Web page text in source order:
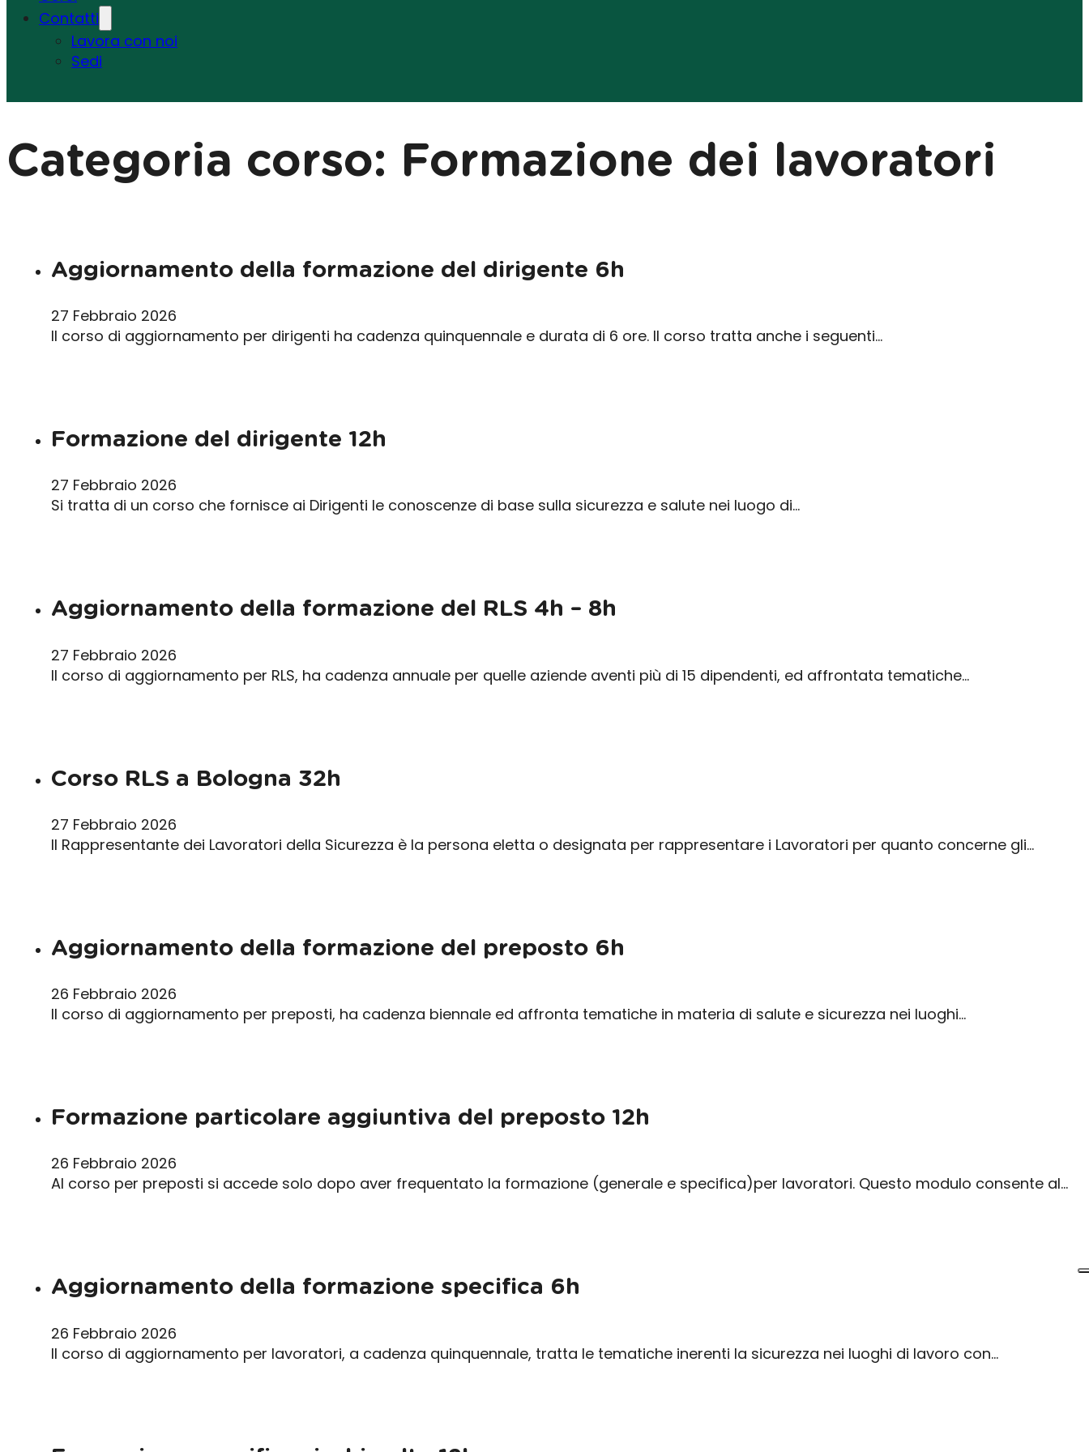
Contatti
Lavora con noi
Sedi
Categoria corso: Formazione dei lavoratori
Aggiornamento della formazione del dirigente 6h
27 Febbraio 2026
Il corso di aggiornamento per dirigenti ha cadenza quinquennale e durata di 6 ore. Il corso tratta anche i seguenti…
Formazione del dirigente 12h
27 Febbraio 2026
Si tratta di un corso che fornisce ai Dirigenti le conoscenze di base sulla sicurezza e salute nei luogo di…
Aggiornamento della formazione del RLS 4h – 8h
27 Febbraio 2026
Il corso di aggiornamento per RLS, ha cadenza annuale per quelle aziende aventi più di 15 dipendenti, ed affrontata tematiche…
Corso RLS a Bologna 32h
27 Febbraio 2026
Il Rappresentante dei Lavoratori della Sicurezza è la persona eletta o designata per rappresentare i Lavoratori per quanto concerne gli…
Aggiornamento della formazione del preposto 6h
26 Febbraio 2026
Il corso di aggiornamento per preposti, ha cadenza biennale ed affronta tematiche in materia di salute e sicurezza nei luoghi…
Formazione particolare aggiuntiva del preposto 12h
26 Febbraio 2026
Al corso per preposti si accede solo dopo aver frequentato la formazione (generale e specifica)per lavoratori. Questo modulo consente al…
Aggiornamento della formazione specifica 6h
26 Febbraio 2026
Il corso di aggiornamento per lavoratori, a cadenza quinquennale, tratta le tematiche inerenti la sicurezza nei luoghi di lavoro con…